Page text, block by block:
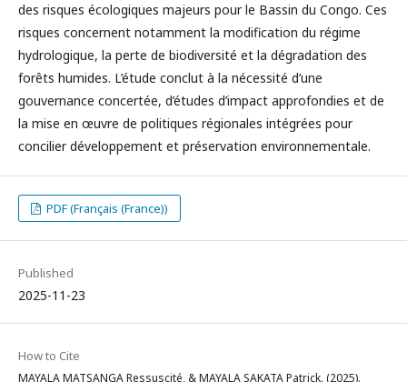
des risques écologiques majeurs pour le Bassin du Congo. Ces
risques concernent notamment la modification du régime
hydrologique, la perte de biodiversité et la dégradation des
forêts humides. L’étude conclut à la nécessité d’une
gouvernance concertée, d’études d’impact approfondies et de
la mise en œuvre de politiques régionales intégrées pour
concilier développement et préservation environnementale.
PDF (Français (France))
Published
2025-11-23
How to Cite
MAYALA MATSANGA Ressuscité, & MAYALA SAKATA Patrick. (2025).